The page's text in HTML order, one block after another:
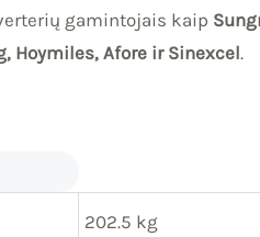
gamintojais kaip
Hoymiles, Afore ir Sinexcel.
202.5 kg